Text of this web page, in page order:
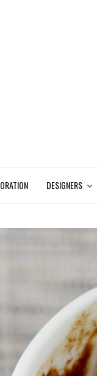
DESIGNERS